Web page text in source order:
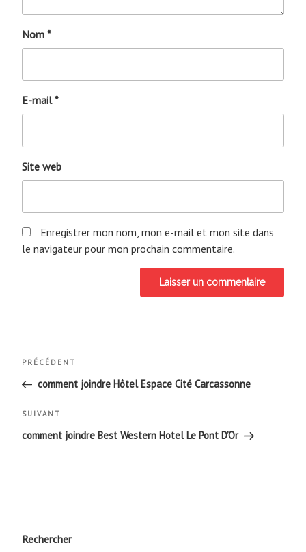
Nom *
E-mail*
Site web
Enregistrer mon nom, mon e-mail et mon site dans
le navigateur pour mon prochain commentaire.
Navigation
de
l’article
Article
précédent
PRÉCÉDENT
comment joindre Hôtel Espace Cité Carcassonne
Article
suivant
SUIVANT
comment joindre Best Western Hotel Le Pont D’Or
Rechercher